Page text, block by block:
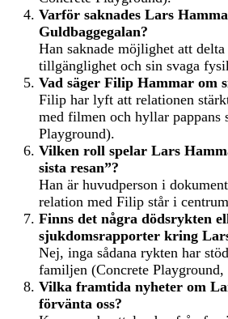
Varför saknades Lars
Guldbaggegalan?
Han saknade möjlighet att
tillgänglighet och sin svaga
Vad säger Filip Hammar om
Filip har lyft att relationen
med filmen och hyllar pappans
Playground).
Vilken roll spelar Lars
sista resan”?
Han är huvudperson i
relation med Filip står i
Finns det några dödsrykten
sjukdomsrapporter kring
Nej, inga sådana rykten har
familjen (Concrete Playground,
Vilka framtida nyheter om
förvänta oss?